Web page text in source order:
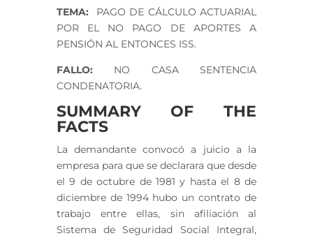
TEMA:
PAGO DE CÁLCULO ACTUARIAL
POR EL NO PAGO DE APORTES A
PENSIÓN AL ENTONCES ISS.
FALLO: NO CASA SENTENCIA
CONDENATORIA.
SUMMARY OF THE
FACTS
La demandante convocó a juicio a la
empresa para que se declarara que desde
el 9 de octubre de 1981 y hasta el 8 de
diciembre de 1994 hubo un contrato de
trabajo entre ellas, sin afiliación al
Sistema de Seguridad Social Integral,